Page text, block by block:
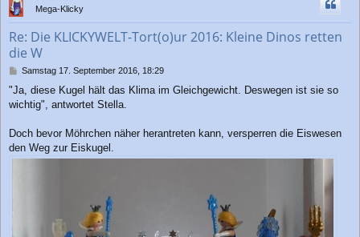
Mega-Klicky
Re: Die KLICKYWELT-Tort(o)ur 2016: Kleine Dinos retten
die W
B
i
t
a
Samstag 17. September 2016, 18:29
"Ja, diese Kugel hält das Klima im Gleichgewicht. Deswegen ist sie so
wichtig", antwortet Stella.
Doch bevor Möhrchen näher herantreten kann, versperren die Eiswesen
den Weg zur Eiskugel.